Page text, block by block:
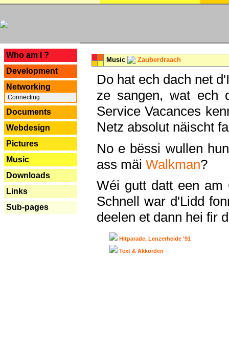
Who am I ?
Development
Networking
Connecting
Documents
Webdesign
Pictures
Music
Downloads
Links
Sub-pages
Music Zauberdraach
Do hat ech dach net
ze sangen, wat ech
Service Vacances
Netz absolut näischt
No e bëssi wullen
ass mäi Walkman?
Wéi gutt datt een am
Schnell war d'Lidd
deelen et dann hei fir
Hitparade, Lenzerheide '91
Text & Akkorden